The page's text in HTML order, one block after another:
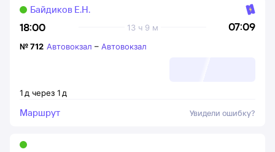
18:00 07:09
13 ч 9 м
Байдиков Е.Н.
1 д через 1 д
№712 Автовокзал – Автовокзал
Маршрут Увидели ошибку?